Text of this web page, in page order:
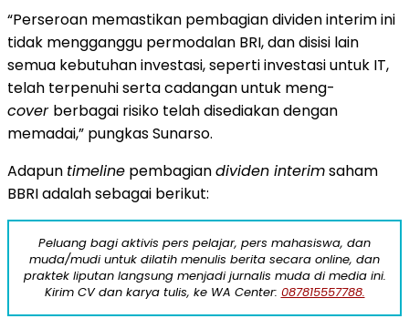
“Perseroan memastikan pembagian dividen interim ini
tidak mengganggu permodalan BRI, dan disisi lain
semua kebutuhan investasi, seperti investasi untuk IT,
telah terpenuhi serta cadangan untuk meng­-
cover berbagai risiko telah disediakan dengan
memadai,” pungkas Sunarso.
Adapun timeline pembagiandividen interimsaham
BBRI adalah sebagai berikut:
Peluang bagi aktivis pers pelajar, pers mahasiswa, dan
muda/mudi untuk dilatih menulis berita secara online, dan
praktek liputan langsung menjadi jurnalis muda di media ini.
Kirim CV dan karya tulis, ke WA Center: 087815557788.